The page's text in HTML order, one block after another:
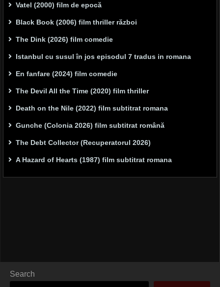
Vatel (2000) film de epocă
Black Book (2006) film thriller război
The Dink (2026) film comedie
Istanbul cu susul în jos episodul 7 tradus in romana
En fanfare (2024) film comedie
The Devil All the Time (2020) film thriller
Death on the Nile (2022) film subtitrat romana
Gunche (Colonia 2026) film subtitrat română
The Debt Collector (Recuperatorul 2026)
A Hazard of Hearts (1987) film subtitrat romana
Search